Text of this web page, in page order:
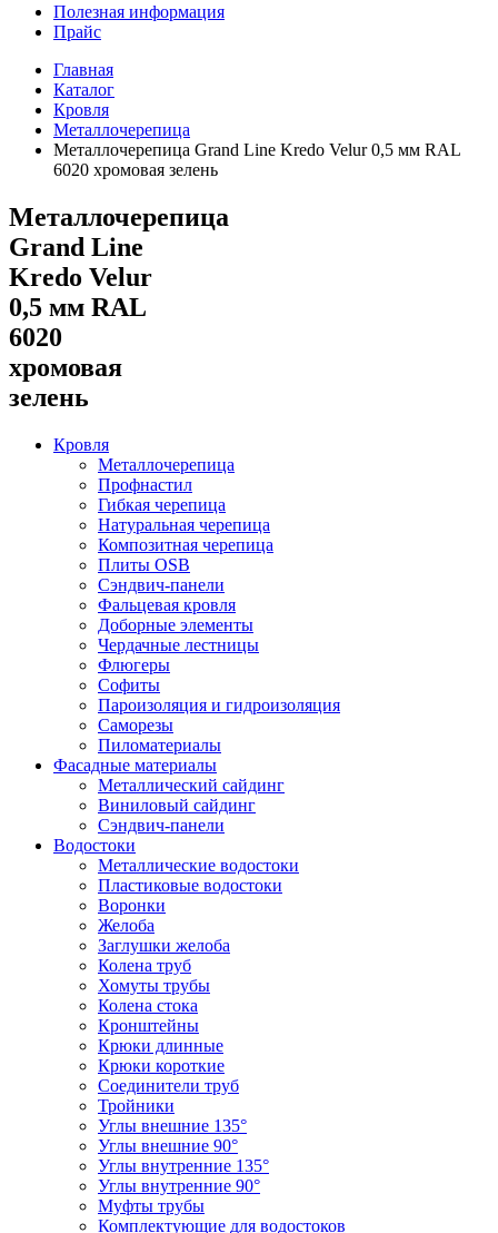
Полезная информация
Прайс
Главная
Каталог
Кровля
Металлочерепица
Металлочерепица Grand Line Kredo Velur 0,5 мм RAL
6020 хромовая зелень
Металлочерепица
Grand Line
Kredo Velur
0,5 мм RAL
6020
хромовая
зелень
Кровля
Металлочерепица
Профнастил
Гибкая черепица
Натуральная черепица
Композитная черепица
Плиты OSB
Сэндвич-панели
Фальцевая кровля
Доборные элементы
Чердачные лестницы
Флюгеры
Софиты
Пароизоляция и гидроизоляция
Саморезы
Пиломатериалы
Фасадные материалы
Металлический сайдинг
Виниловый сайдинг
Сэндвич-панели
Водостоки
Металлические водостоки
Пластиковые водостоки
Воронки
Желоба
Заглушки желоба
Колена труб
Хомуты трубы
Колена стока
Кронштейны
Крюки длинные
Крюки короткие
Соединители труб
Тройники
Углы внешние 135°
Углы внешние 90°
Углы внутренние 135°
Углы внутренние 90°
Муфты трубы
Комплектующие для водостоков